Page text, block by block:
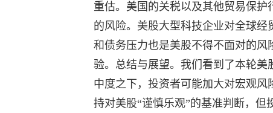
重估。美国的关税以及其他贸易保
的风险。美股大型科技企业对全球
和债务压力也是美股不得不面对的
验。总结与展望。我们看到了本轮
中度之下，投资者可能加大对宏观风
持对美股“谨慎乐观”的基准判断，但